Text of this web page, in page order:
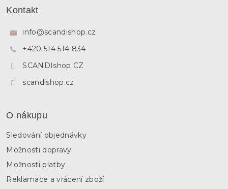
Kontakt
info@scandishop.cz
+420 514 514 834
SCANDIshop CZ
scandishop.cz
O nákupu
Sledování objednávky
Možnosti dopravy
Možnosti platby
Reklamace a vrácení zboží